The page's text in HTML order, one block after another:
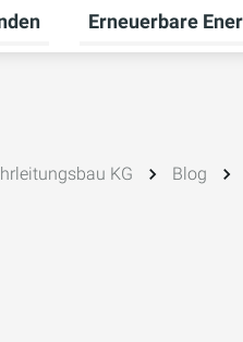
für Gewerbekunden
Untermenü für
Erneuerbare
KG Blog